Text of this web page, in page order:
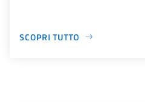
SCOPRI TUTTO